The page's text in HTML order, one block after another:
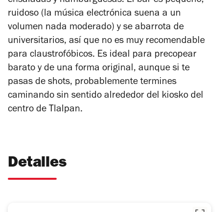
ruidoso (la música electrónica suena a un
volumen nada moderado) y se abarrota de
universitarios, así que no es muy recomendable
para claustrofóbicos. Es ideal para precopear
barato y de una forma original, aunque si te
pasas de shots, probablemente termines
caminando sin sentido alrededor del kiosko del
centro de Tlalpan.
Detalles